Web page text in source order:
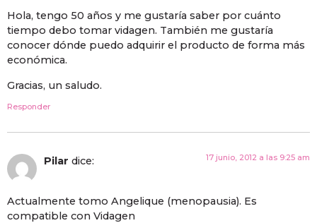
Hola, tengo 50 años y me gustaría saber por cuánto
tiempo debo tomar vidagen. También me gustaría
conocer dónde puedo adquirir el producto de forma más
económica.
Gracias, un saludo.
Responder
Pilar dice: 17 junio, 2012 a las 9:25 am
Actualmente tomo Angelique (menopausia). Es
compatible con Vidagen